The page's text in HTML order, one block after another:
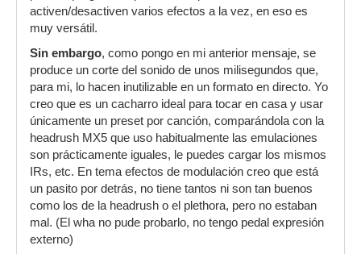
activen/desactiven varios efectos a la vez, en eso es
muy versátil.
Sin embargo, como pongo en mi anterior mensaje, se
produce un corte del sonido de unos milisegundos que,
para mi, lo hacen inutilizable en un formato en directo. Yo
creo que es un cacharro ideal para tocar en casa y usar
únicamente un preset por canción, comparándola con la
headrush MX5 que uso habitualmente las emulaciones
son prácticamente iguales, le puedes cargar los mismos
IRs, etc. En tema efectos de modulación creo que está
un pasito por detrás, no tiene tantos ni son tan buenos
como los de la headrush o el plethora, pero no estaban
mal. (El wha no pude probarlo, no tengo pedal expresión
externo)